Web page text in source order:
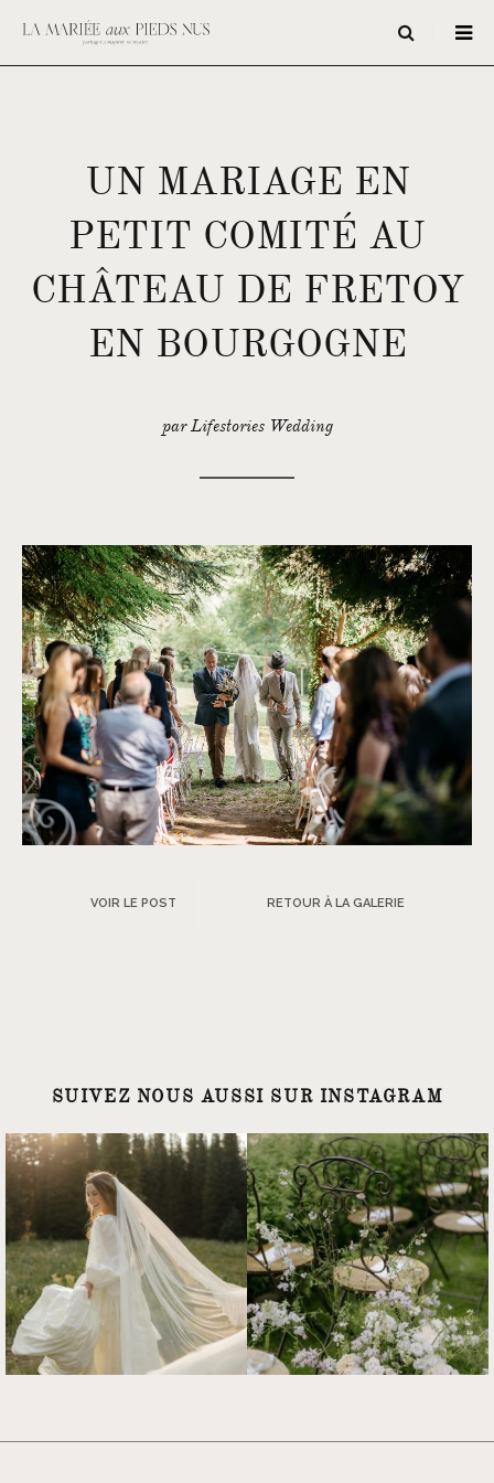
UN MARIAGE EN
PETIT COMITÉ AU
CHÂTEAU DE FRETOY
EN BOURGOGNE
par Lifestories Wedding
VOIR LE POST RETOUR À LA GALERIE
SUIVEZ NOUS AUSSI SUR INSTAGRAM